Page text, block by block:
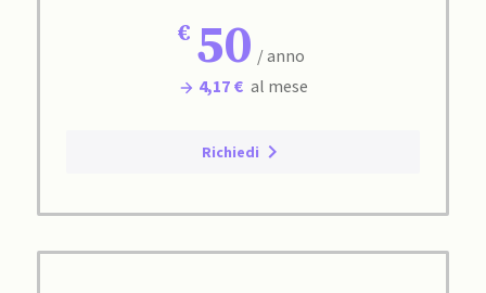
50 / anno
4,17 € al mese
Richiedi